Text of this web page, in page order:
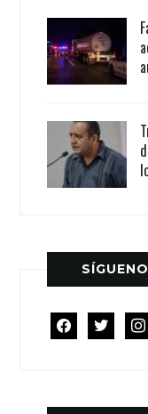
facebooktwitter